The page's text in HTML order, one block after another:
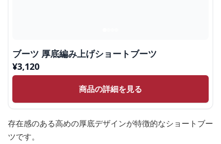
ブーツ 厚底編み上げショートブーツ
¥3,120
商品の詳細を見る
存在感のある高めの厚底デザインが特徴的なショートブー
ツです。